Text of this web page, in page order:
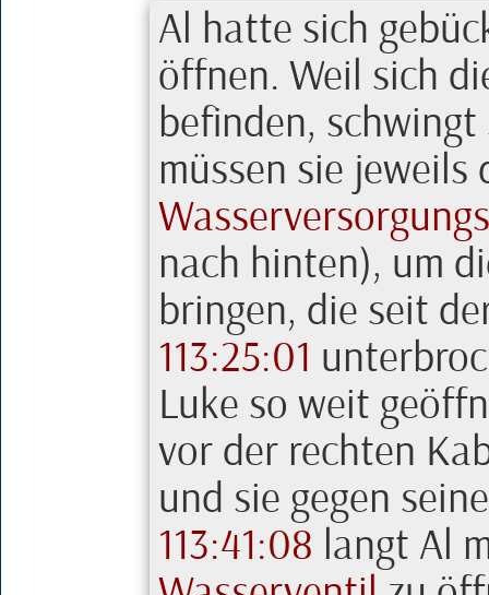
Al hatte sich
öffnen. Weil sich
befinden,
müssen sie jeweils
nach hinten), um
bringen, die seit
113:25:01
Luke so weit
vor der rechten
und sie gegen
113:41:08 langt Al